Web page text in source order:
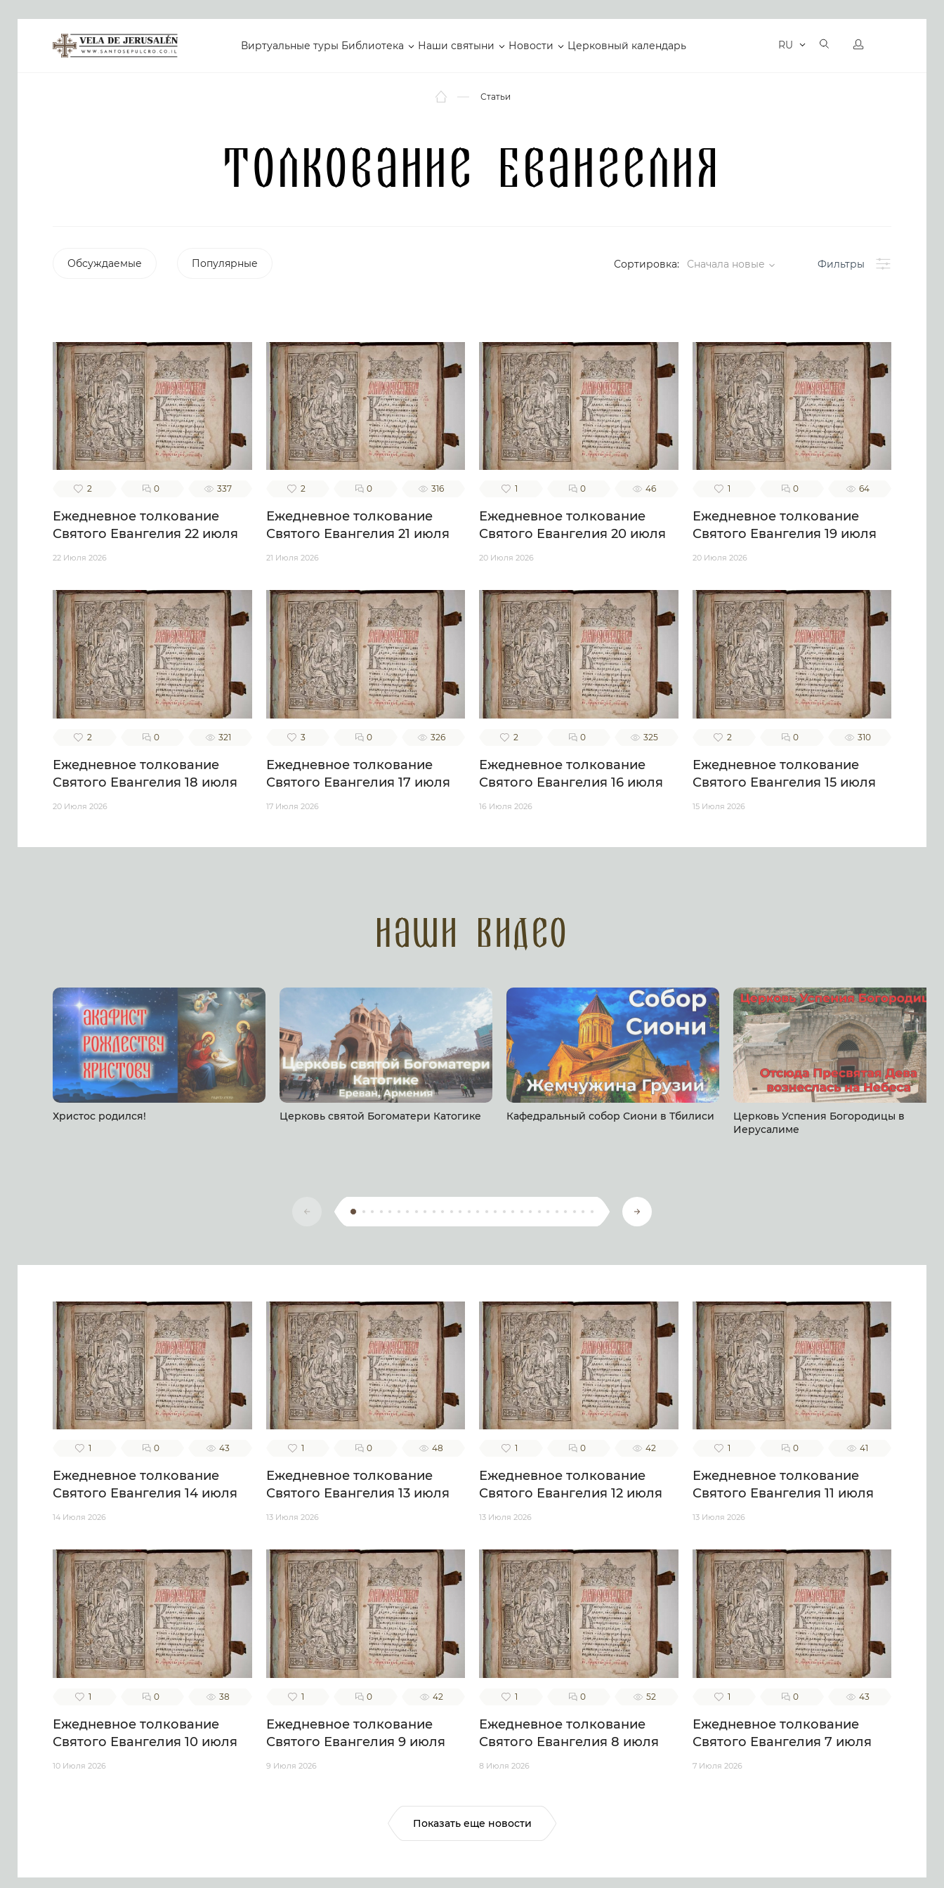
Виртуальные туры Библиотека Наши святыни Новости Церковный календарь RU
Статьи
Толкование Евангелия
Обсуждаемые Популярные Сортировка: Сначала новые Фильтры
2 0 337
Ежедневное толкование
Святого Евангелия 22 июля
22 Июля 2026
2 0 316
Ежедневное толкование
Святого Евангелия 21 июля
21 Июля 2026
1 0 46
Ежедневное толкование
Святого Евангелия 20 июля
20 Июля 2026
1 0 64
Ежедневное толкование
Святого Евангелия 19 июля
20 Июля 2026
2 0 321
Ежедневное толкование
Святого Евангелия 18 июля
20 Июля 2026
3 0 326
Ежедневное толкование
Святого Евангелия 17 июля
17 Июля 2026
2 0 325
Ежедневное толкование
Святого Евангелия 16 июля
16 Июля 2026
2 0 310
Ежедневное толкование
Святого Евангелия 15 июля
15 Июля 2026
Наши Видео
Христос родился! Церковь святой Богоматери Катогике Кафедральный собор Сиони в Тбилиси
Церковь Успения Богородицы в
Иерусалиме
1 0 43
Ежедневное толкование
Святого Евангелия 14 июля
14 Июля 2026
1 0 48
Ежедневное толкование
Святого Евангелия 13 июля
13 Июля 2026
1 0 42
Ежедневное толкование
Святого Евангелия 12 июля
13 Июля 2026
1 0 41
Ежедневное толкование
Святого Евангелия 11 июля
13 Июля 2026
1 0 38
Ежедневное толкование
Святого Евангелия 10 июля
10 Июля 2026
1 0 42
Ежедневное толкование
Святого Евангелия 9 июля
9 Июля 2026
1 0 52
Ежедневное толкование
Святого Евангелия 8 июля
8 Июля 2026
1 0 43
Ежедневное толкование
Святого Евангелия 7 июля
7 Июля 2026
Показать еще новости